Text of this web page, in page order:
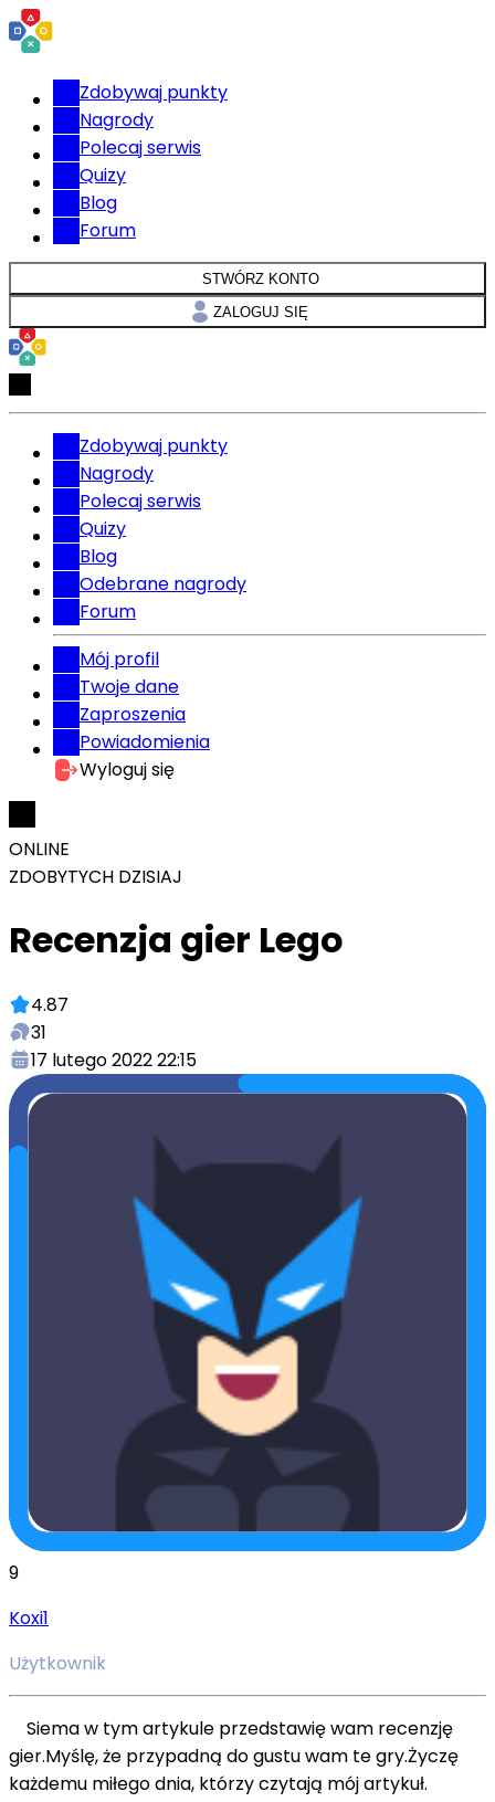
Zdobywaj punkty
Nagrody
Polecaj serwis
Quizy
Blog
Forum
STWÓRZ KONTO
ZALOGUJ SIĘ
Zdobywaj punkty
Nagrody
Polecaj serwis
Quizy
Blog
Odebrane nagrody
Forum
Mój profil
Twoje dane
Zaproszenia
Powiadomienia
Wyloguj się
ONLINE
ZDOBYTYCH DZISIAJ
Recenzja gier Lego
4.87
31
17 lutego 2022 22:15
9
Koxi1
Użytkownik
Siema w tym artykule przedstawię wam recenzję
gier.Myślę, że przypadną do gustu wam te gry.Życzę
każdemu miłego dnia, którzy czytają mój artykuł.